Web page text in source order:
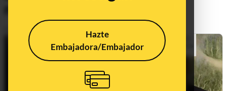
Hazte
Embajadora/Embajador
Publicado el